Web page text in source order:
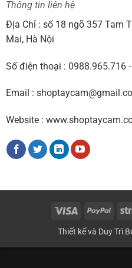
Thông tin liên hệ
Địa Chỉ : số 18 ngõ 357 Tam
Mai, Hà Nội
Số điện thoại : 0988.965.716
Email :
Website :
Visa
Thiết kế và Duy Trì